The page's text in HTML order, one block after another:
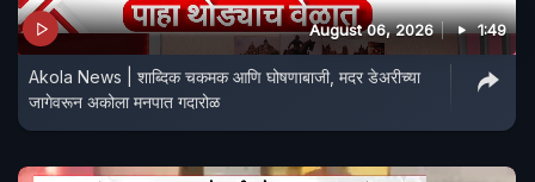
August 06, 2026 1:49
Akola News | शाब्दिक चकमक आणि घोषणाबाजी, मदर डेअरीच्या
जागेवरून अकोला मनपात गदारोळ